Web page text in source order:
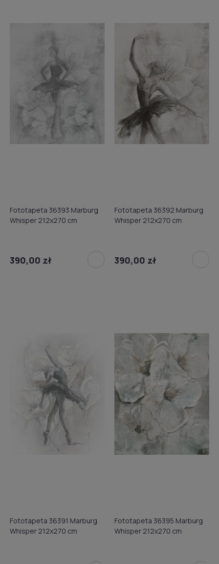
Fototapeta 36393 Marburg
Whisper 212x270 cm
390,00 zł
Fototapeta 36392 Marburg
Whisper 212x270 cm
390,00 zł
Fototapeta 36391 Marburg
Whisper 212x270 cm
Fototapeta 36395 Marburg
Whisper 212x270 cm